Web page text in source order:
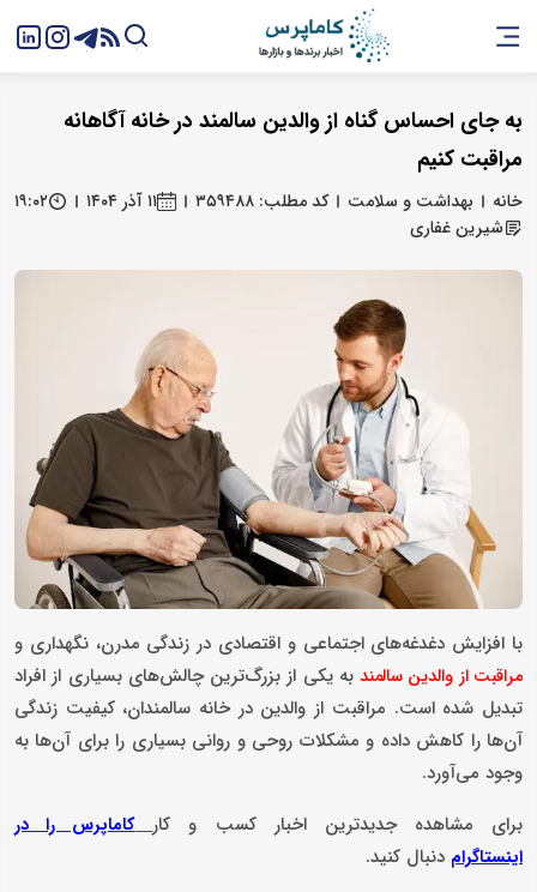
به جای احساس گناه از والدین سالمند در خانه آگاهانه
مراقبت کنیم
خانه بهداشت و سلامت کد مطلب: ۳۵۹۴۸۸ ۱۱ آذر ۱۴۰۴
۱۹:۰۲
شیرین غفاری
با افزایش دغدغه‌های اجتماعی و اقتصادی در زندگی مدرن، نگهداری و
مراقبت از والدین سالمندبه یکی از بزرگ‌ترین چالش‌های بسیاری از افراد
تبدیل شده است. مراقبت از والدین در خانه سالمندان، کیفیت زندگی
آن‌ها را کاهش داده و مشکلات روحی و روانی بسیاری را برای آن‌ها به
وجود می‌آورد.
برای مشاهده جدیدترین اخبار کسب و کار
کاماپرس را در
اینستاگرام دنبال کنید.